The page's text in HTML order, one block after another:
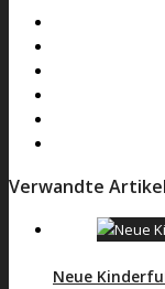
Verwandte Artikel
Neue